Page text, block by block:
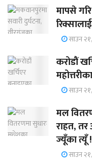
मापसे
साउन
करोडौं
साउन
मल
राहत,
ज्यूँका त्यूँ !
साउन